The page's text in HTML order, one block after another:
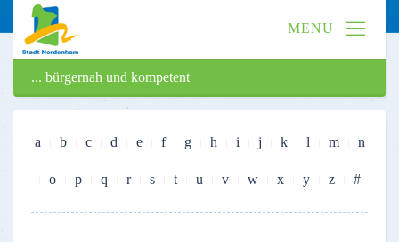
... bürgernah und kompetent
a b c d e f g h i j k l m n
o p q r s t u v w x y z #